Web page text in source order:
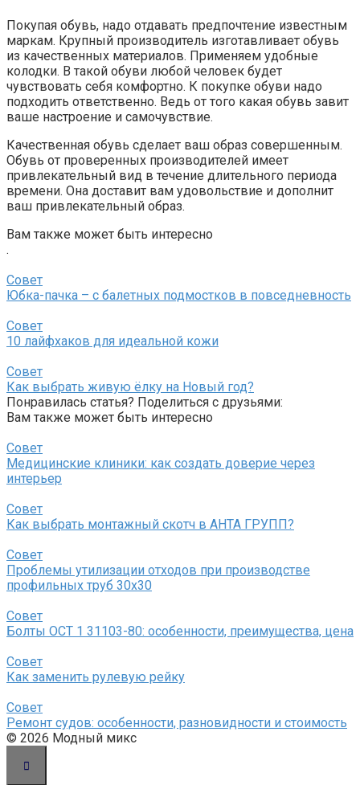
Покупая обувь, надо отдавать предпочтение известным
маркам. Крупный производитель изготавливает обувь
из качественных материалов. Применяем удобные
колодки. В такой обуви любой человек будет
чувствовать себя комфортно. К покупке обуви надо
подходить ответственно. Ведь от того какая обувь завит
ваше настроение и самочувствие.
Качественная обувь сделает ваш образ совершенным.
Обувь от проверенных производителей имеет
привлекательный вид в течение длительного периода
времени. Она доставит вам удовольствие и дополнит
ваш привлекательный образ.
Вам также может быть интересно
.
Совет
Юбка-пачка – с балетных подмостков в повседневность
Совет
10 лайфхаков для идеальной кожи
Совет
Как выбрать живую ёлку на Новый год?
Понравилась статья? Поделиться с друзьями:
Вам также может быть интересно
Совет
Медицинские клиники: как создать доверие через
интерьер
Совет
Как выбрать монтажный скотч в АНТА ГРУПП?
Совет
Проблемы утилизации отходов при производстве
профильных труб 30х30
Совет
Болты ОСТ 1 31103-80: особенности, преимущества, цена
Совет
Как заменить рулевую рейку
Совет
Ремонт судов: особенности, разновидности и стоимость
© 2026 Модный микс